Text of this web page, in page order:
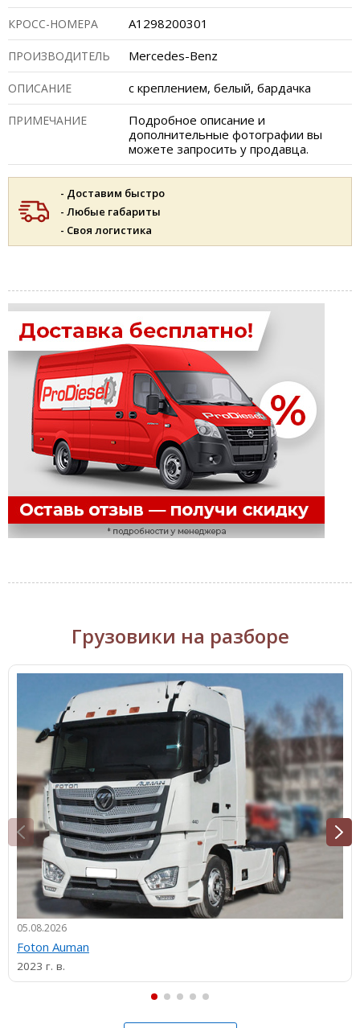
КРОСС-НОМЕРА A1298200301
ПРОИЗВОДИТЕЛЬ Mercedes-Benz
ОПИСАНИЕ с креплением, белый, бардачка
ПРИМЕЧАНИЕ
Подробное описание и
дополнительные фотографии вы
можете запросить у продавца.
- Доставим быстро
- Любые габариты
- Своя логистика
Грузовики на разборе
05.08.2026
Foton Auman
2023 г. в.